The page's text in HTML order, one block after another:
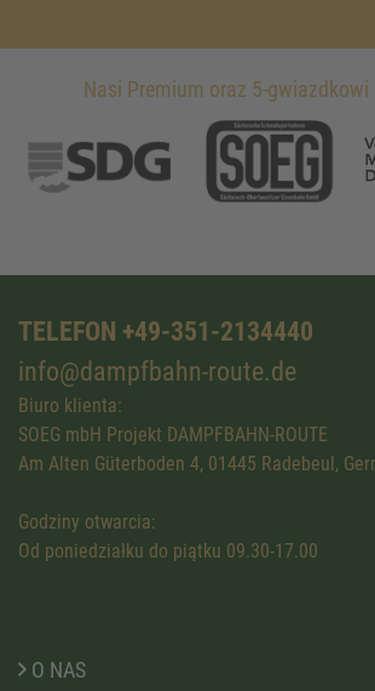
Nasi Premium oraz 5-gwiazdkowi
TELEFON +49-351-2134440
info@dampfbahn-route.de
Biuro klienta:
SOEG mbH Projekt DAMPFBAHN-ROUTE
Am Alten Güterboden 4, 01445 Radebeul,
Godziny otwarcia:
Od poniedziałku do piątku 09.30-17.00
O NAS